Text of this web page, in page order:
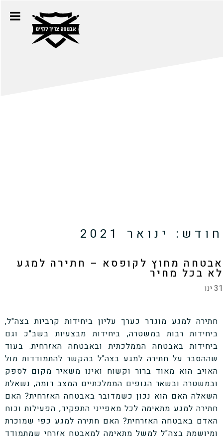
חודש: ינואר 2021
אבטחה מחוץ לקופסא – חתירה למגע
לא בכל מחיר
31 ינו
חתירה למגע מוגדר כערך עליון ביחידות קרביות בצה"ל,
ביחידות רבות במשטרה, ביחידות מבצעיות בשב"כ וגם
ביחידות באבטחה הממלכתית ובאבטחה האזרחית. בעוד
שההסבר על חתירה למגע בצה"ל בהקשר להתמודדות מול
האויב הוא מאוד ברור וקשוח ואינו משאיר מקום לספק
ובמשטרה ובשאר הגופים הממלכתיים המצב דומה, נשאלת
השאלה האם הוא נכון כשמדובר באבטחה האזרחית? האם
חתירה למגע מתאימה לכל מאפייני התפקיד, הפעילות וכוח
האדם באבטחה האזרחית? האם חתירה למגע כפי שמוכרת
ומיושמת בצה"ל למשל מתאימה למאבטח אזרחי שמתמודד